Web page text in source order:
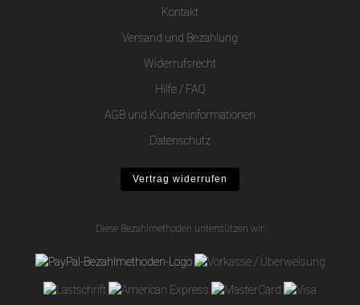
Kontakt
Versand und Bezahlung
Widerrufsrecht
Hilfe / FAQ
AGB und Kundeninformationen
Datenschutz
Vertrag widerrufen
Diese Bezahlmethoden unterstützen wir: